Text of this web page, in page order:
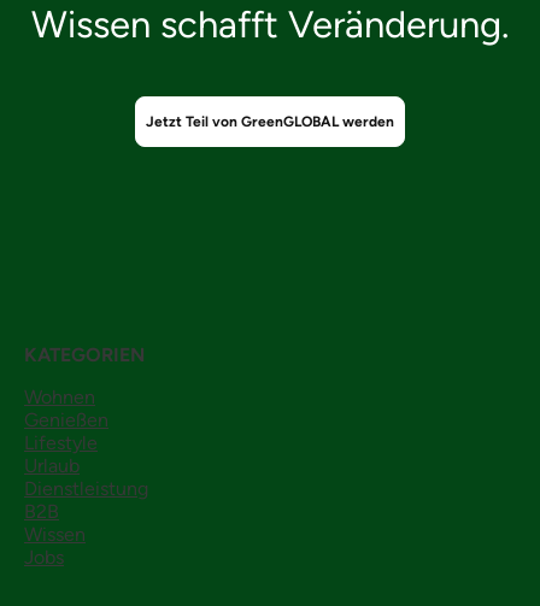
Wissen schafft Veränderung.
Jetzt Teil von GreenGLOBAL werden
KATEGORIEN
Wohnen
Genießen
Lifestyle
Urlaub
Dienstleistung
B2B
Wissen
Jobs